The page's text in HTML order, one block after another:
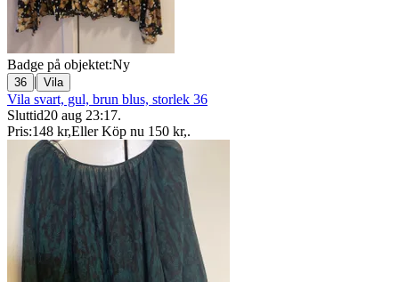
Badge på objektet:Ny
36 | Vila
Vila svart, gul, brun blus, storlek 36
Sluttid20 aug 23:17.
Pris:148 kr,Eller Köp nu 150 kr,.